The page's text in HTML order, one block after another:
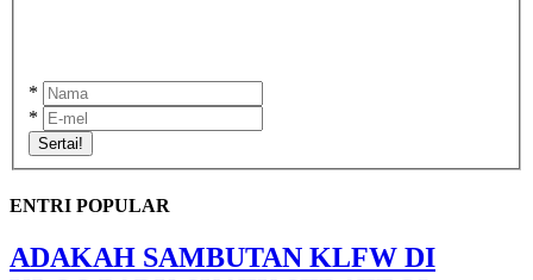
*
*
Sertai!
ENTRI POPULAR
ADAKAH SAMBUTAN KLFW DI